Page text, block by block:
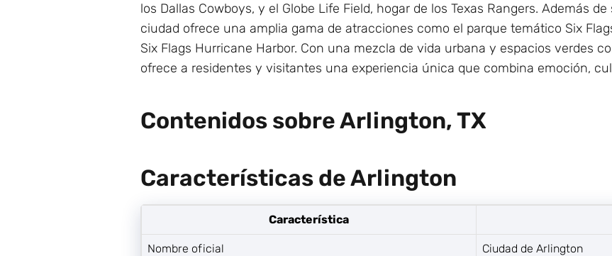
los Dallas Cowboys, y el Globe Life Field, hogar de los Texas Rangers. Además
ciudad ofrece una amplia gama de atracciones como el parque temático Six
Six Flags Hurricane Harbor. Con una mezcla de vida urbana y espacios verdes
ofrece a residentes y visitantes una experiencia única que combina emoción,
Contenidos sobre Arlington, TX
Características de Arlington
Característica
Nombre oficial Ciudad de Arlington